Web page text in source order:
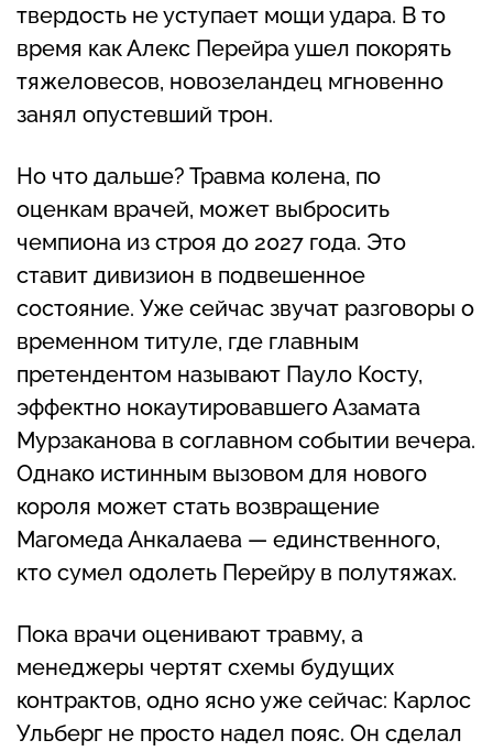
твердость не уступает мощи удара. В то
время как Алекс Перейра ушел покорять
тяжеловесов, новозеландец мгновенно
занял опустевший трон.
Но что дальше? Травма колена, по
оценкам врачей, может выбросить
чемпиона из строя до 2027 года. Это
ставит дивизион в подвешенное
состояние. Уже сейчас звучат разговоры о
временном титуле, где главным
претендентом называют Пауло Косту,
эффектно нокаутировавшего Азамата
Мурзаканова в соглавном событии вечера.
Однако истинным вызовом для нового
короля может стать возвращение
Магомеда Анкалаева — единственного,
кто сумел одолеть Перейру в полутяжах.
Пока врачи оценивают травму, а
менеджеры чертят схемы будущих
контрактов, одно ясно уже сейчас: Карлос
Ульберг не просто надел пояс. Он сделал